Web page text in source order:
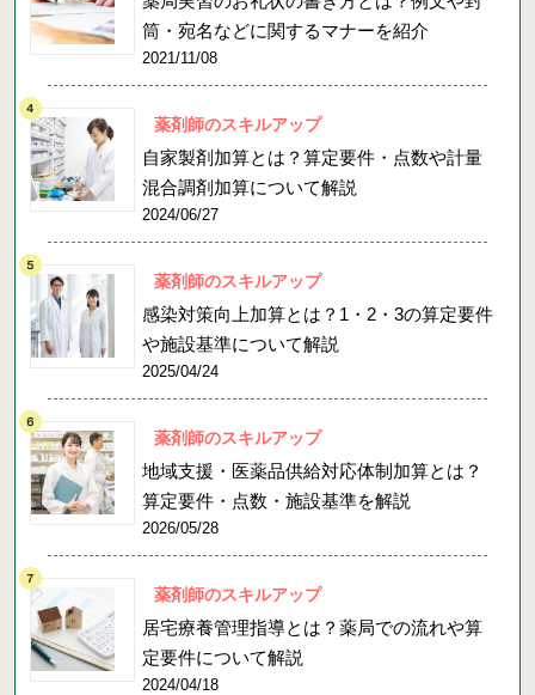
筒・宛名などに関するマナーを紹介
2021/11/08
薬剤師のスキルアップ
自家製剤加算とは？算定要件・点数や計量
混合調剤加算について解説
2024/06/27
薬剤師のスキルアップ
感染対策向上加算とは？1・2・3の算定要件
や施設基準について解説
2025/04/24
薬剤師のスキルアップ
地域支援・医薬品供給対応体制加算とは？
算定要件・点数・施設基準を解説
2026/05/28
薬剤師のスキルアップ
居宅療養管理指導とは？薬局での流れや算
定要件について解説
2024/04/18